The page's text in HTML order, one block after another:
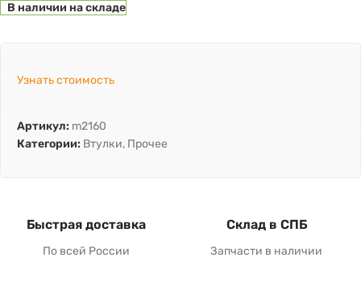
В наличии на складе
Узнать стоимость
Артикул: m2160
Категории: Втулки, Прочее
Быстрая доставка
По всей России
Склад в СПБ
Запчасти в наличии